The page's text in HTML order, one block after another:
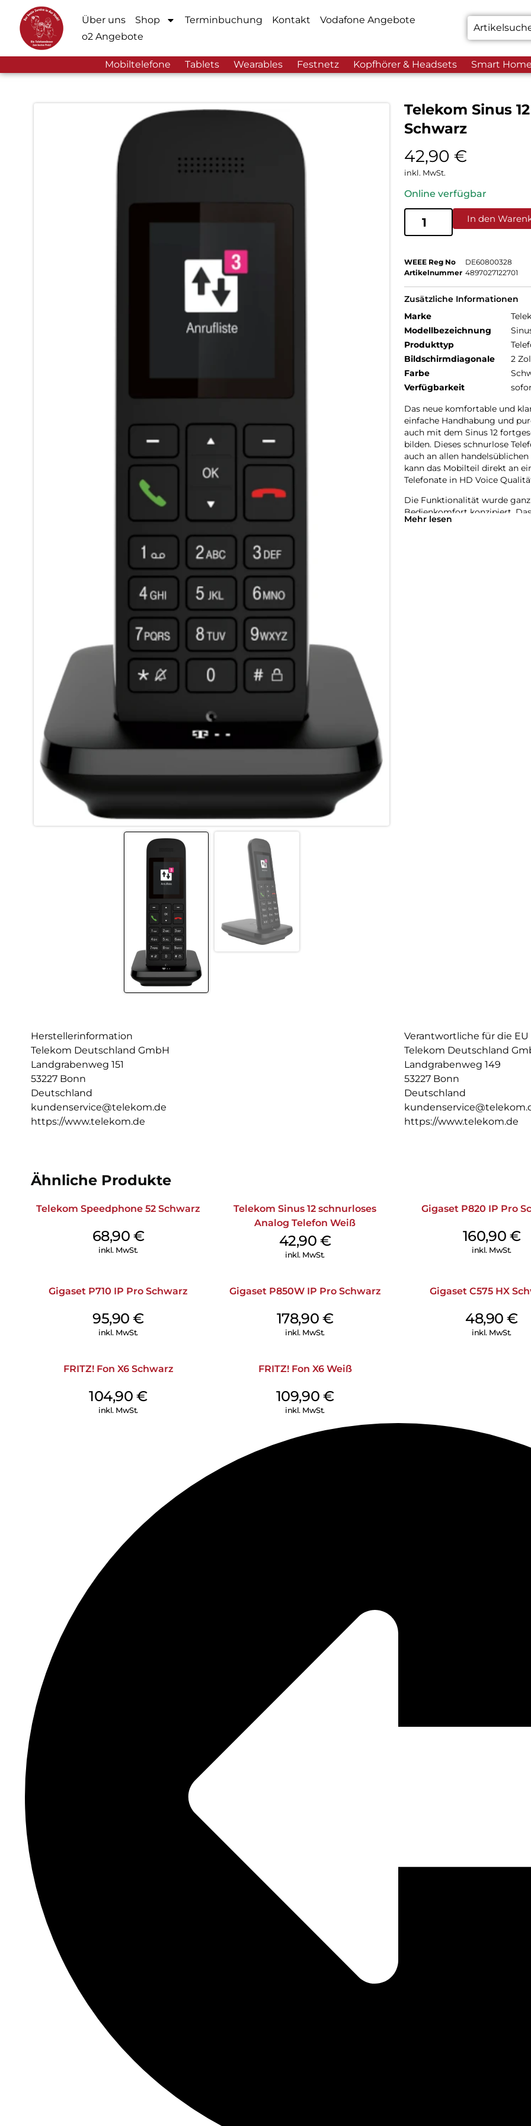
Über uns Shop Terminbuchung Kontakt
Vodafone Angebote
o2 Angebote
Mobiltelefone Tablets Wearables Festnetz Kopfhörer & Headsets Smart
Telekom Sinus
Schwarz
42,90 €
inkl. MwSt.
Online verfügbar
In den
WEEE Reg No
DE60800328
Artikelnummer 4897027122701
Zusätzliche Informationen
Marke
Modellbezeichnung
Produkttyp
Bildschirmdiagonale
2
Farbe
Verfügbarkeit
Das neue komfortable und
einfache Handhabung und
auch mit dem Sinus 12
bilden. Dieses schnurlose
auch an allen
kann das Mobilteil direkt an
Telefonate in HD Voice
Die Funktionalität wurde
Bedienkomfort konzipiert.
Multifunktionstaste (3-Wege
Mehr lesen
Herstellerinformation
Telekom Deutschland GmbH
Landgrabenweg 151
53227 Bonn
Deutschland
kundenservice@telekom.de
https://www.telekom.de
Verantwortliche für die EU
Telekom Deutschland
Landgrabenweg 149
53227 Bonn
Deutschland
https://www.telekom.de
Ähnliche Produkte
Telekom Speedphone 52 Schwarz
68,90 €
inkl. MwSt.
Telekom Sinus 12 schnurloses
Analog Telefon Weiß
42,90 €
inkl. MwSt.
Gigaset P820 IP Pro
160,90 €
inkl. MwSt.
Gigaset P710 IP Pro Schwarz
95,90€
inkl. MwSt.
Gigaset P850W IP Pro Schwarz
178,90 €
inkl. MwSt.
Gigaset C575 HX
48,90€
inkl. MwSt.
FRITZ! Fon X6 Schwarz
104,90€
inkl. MwSt.
FRITZ! Fon X6 Weiß
109,90 €
inkl. MwSt.